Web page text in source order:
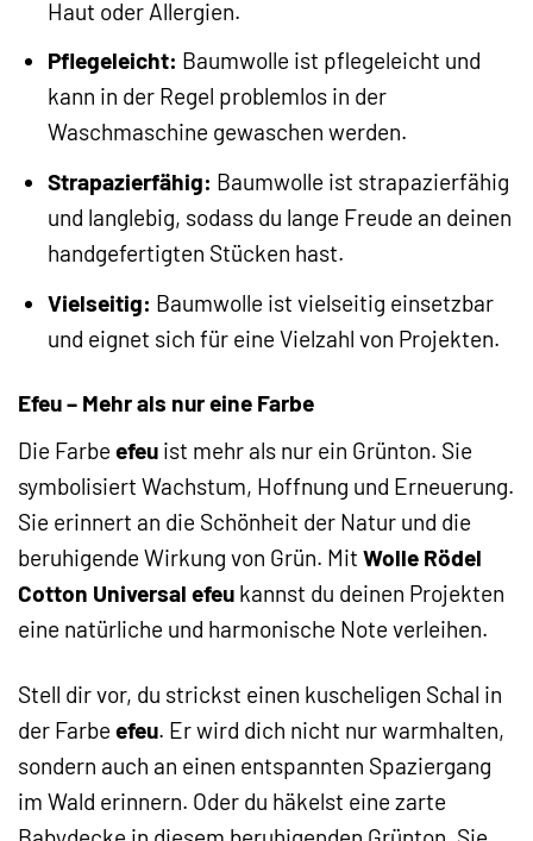
Haut oder Allergien.
Pflegeleicht: Baumwolle ist pflegeleicht und
kann in der Regel problemlos in der
Waschmaschine gewaschen werden.
Strapazierfähig: Baumwolle ist strapazierfähig
und langlebig, sodass du lange Freude an deinen
handgefertigten Stücken hast.
Vielseitig: Baumwolle ist vielseitig einsetzbar
und eignet sich für eine Vielzahl von Projekten.
Efeu – Mehr als nur eine Farbe
Die Farbe efeu ist mehr als nur ein Grünton. Sie
symbolisiert Wachstum, Hoffnung und Erneuerung.
Sie erinnert an die Schönheit der Natur und die
beruhigende Wirkung von Grün. Mit Wolle Rödel
Cotton Universal efeu kannst du deinen Projekten
eine natürliche und harmonische Note verleihen.
Stell dir vor, du strickst einen kuscheligen Schal in
der Farbe efeu. Er wird dich nicht nur warmhalten,
sondern auch an einen entspannten Spaziergang
im Wald erinnern. Oder du häkelst eine zarte